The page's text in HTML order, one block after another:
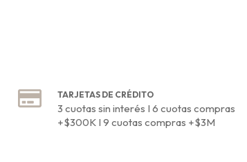
TARJETAS DE CRÉDITO
3 cuotas sin interés I 6 cuotas compras
+$300K I 9 cuotas compras +$3M